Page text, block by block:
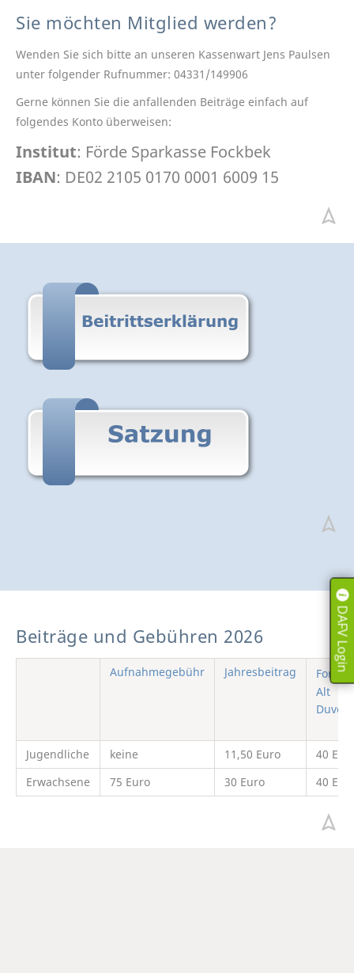
Sie möchten Mitglied werden?
Wenden Sie sich bitte an unseren Kassenwart Jens Paulsen
unter folgender Rufnummer: 04331/149906
Gerne können Sie die anfallenden Beiträge einfach auf
folgendes Konto überweisen:
Institut: Förde Sparkasse Fockbek
IBAN: DE02 2105 0170 0001 6009 15
Beiträge und Gebühren 2026
Aufnahmegebühr Jahresbeitrag
Alt
Jugendliche keine 11,50 Euro
40
Erwachsene
75 Euro 30 Euro 40
DAFV Login